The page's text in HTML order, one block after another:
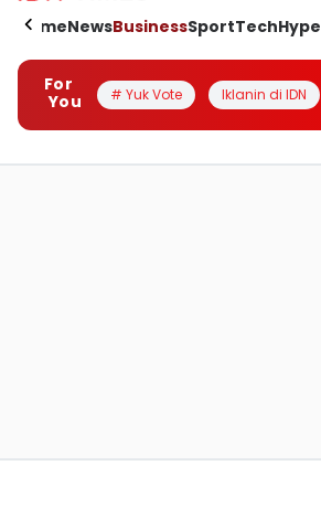
HomeNewsBusinessSportTechHype
For
You
# Yuk Vote Iklanin di IDN